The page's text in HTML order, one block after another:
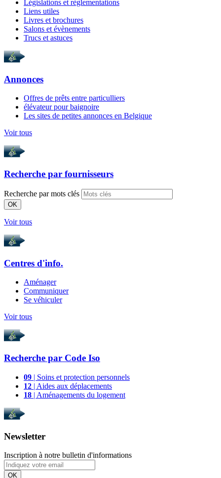
Législations et règlementations
Liens utiles
Livres et brochures
Salons et évènements
Trucs et astuces
Annonces
Offres de prêts entre particulliers
élévateur pour baignoire
Les sites de petites annonces en Belgique
Voir tous
Recherche par fournisseurs
Recherche par mots clés
OK
Voir tous
Centres d'info.
Aménager
Communiquer
Se véhiculer
Voir tous
Recherche par Code Iso
09 | Soins et protection personnels
12 | Aides aux déplacements
18 | Aménagements du logement
Newsletter
Inscription à notre bulletin d'informations
OK